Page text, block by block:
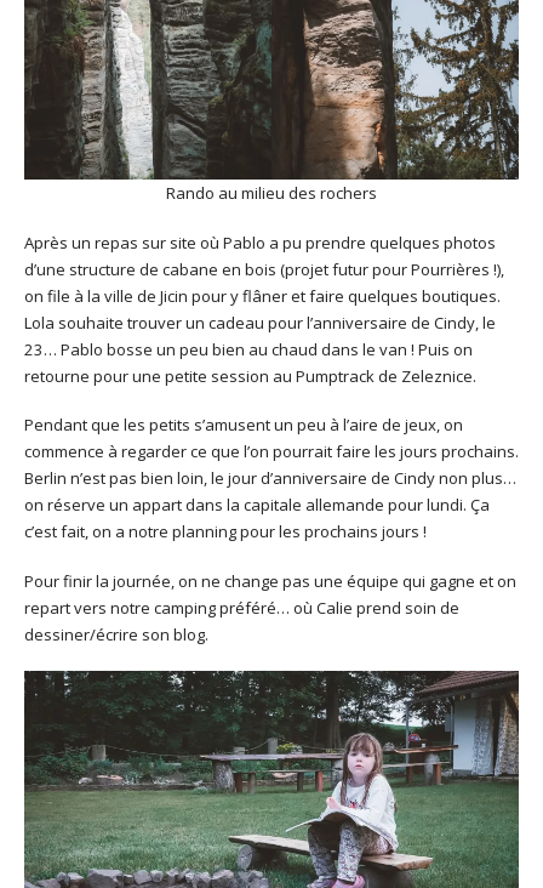
Rando au milieu des rochers
Après un repas sur site où Pablo a pu prendre quelques photos
d’une structure de cabane en bois (projet futur pour Pourrières !),
on file à la ville de Jicin pour y flâner et faire quelques boutiques.
Lola souhaite trouver un cadeau pour l’anniversaire de Cindy, le
23… Pablo bosse un peu bien au chaud dans le van ! Puis on
retourne pour une petite session au Pumptrack de Zeleznice.
Pendant que les petits s’amusent un peu à l’aire de jeux, on
commence à regarder ce que l’on pourrait faire les jours prochains.
Berlin n’est pas bien loin, le jour d’anniversaire de Cindy non plus…
on réserve un appart dans la capitale allemande pour lundi. Ça
c’est fait, on a notre planning pour les prochains jours !
Pour finir la journée, on ne change pas une équipe qui gagne et on
repart vers notre camping préféré… où Calie prend soin de
dessiner/écrire son blog.